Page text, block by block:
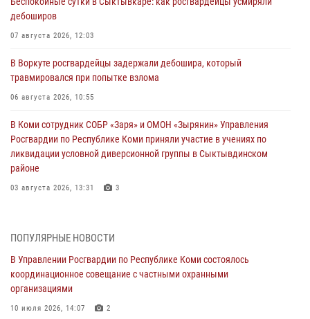
дебоширов
07 августа 2026, 12:03
В Воркуте росгвардейцы задержали дебошира, который
травмировался при попытке взлома
06 августа 2026, 10:55
В Коми сотрудник СОБР «Заря» и ОМОН «Зырянин» Управления
Росгвардии по Республике Коми приняли участие в учениях по
ликвидации условной диверсионной группы в Сыктывдинском
районе
03 августа 2026, 13:31 3
по спортивному самбо
03 августа 2026, 12:07 5
В Коми росгвардейцы информируют граждан об изменениях в
законодательстве в сфере оборота оружия и продолжают изымать
ПОПУЛЯРНЫЕ НОВОСТИ
В Управлении Росгвардии по Республике Коми состоялось
координационное совещание с частными охранными
организациями
10 июля 2026, 14:07 2